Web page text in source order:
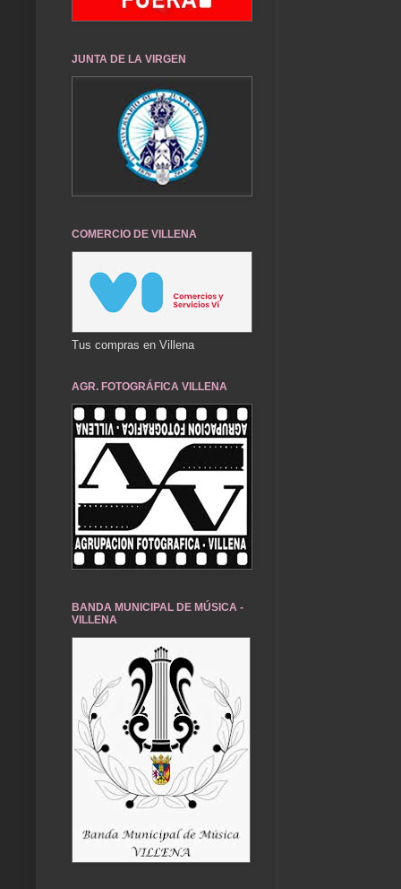
JUNTA DE LA VIRGEN
COMERCIO DE VILLENA
Tus compras en Villena
AGR. FOTOGRÁFICA VILLENA
BANDA MUNICIPAL DE MÚSICA -
VILLENA